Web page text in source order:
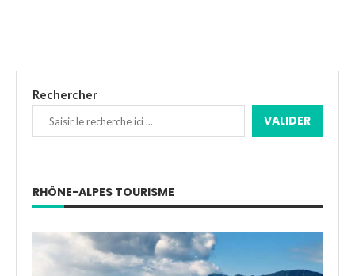
Rechercher
VALIDER
RHÔNE-ALPES TOURISME